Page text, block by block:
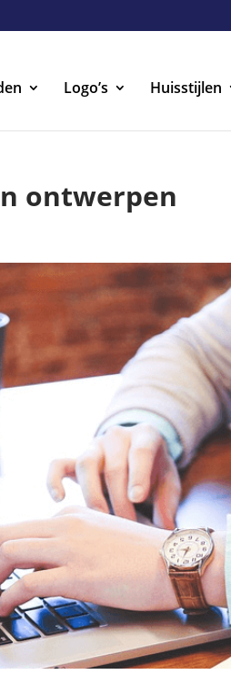
Logo’s Huisstijlen
ontwerpen